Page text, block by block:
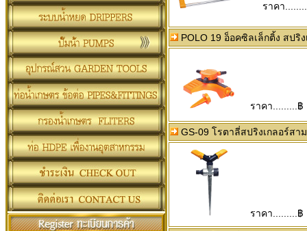
ราคา
POLO 19 อ็อคซิลเล็กติ้ง สปริ
ราคา.........฿
GS-09 โรตาลี่สปริงเกลอร์สา
ราคา.........฿